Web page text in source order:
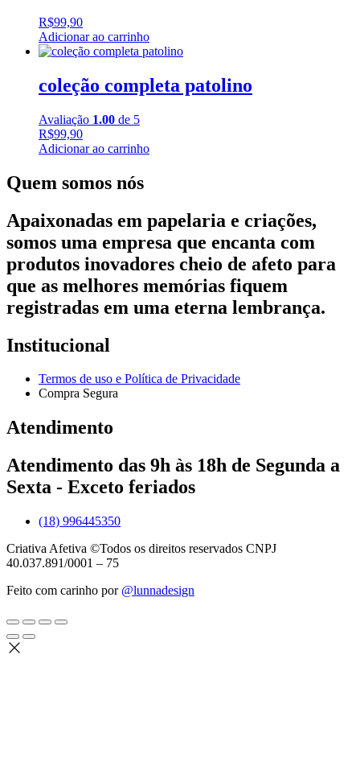
R$99,90
Adicionar ao carrinho
coleção completa patolino
Avaliação 1.00 de 5
R$99,90
Adicionar ao carrinho
Quem somos nós
Apaixonadas em papelaria e criações,
somos uma empresa que encanta com
produtos inovadores cheio de afeto para
que as melhores memórias fiquem
registradas em uma eterna lembrança.
Institucional
Termos de uso e Política de Privacidade
Compra Segura
Atendimento
Atendimento das 9h às 18h de Segunda a
Sexta - Exceto feriados
(18) 996445350
Criativa Afetiva ©Todos os direitos reservados CNPJ
40.037.891/0001 – 75
Feito com carinho por @lunnadesign